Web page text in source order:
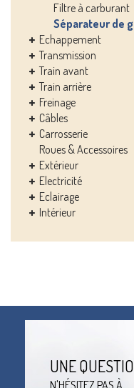
Filtre à carburant
Séparateur de
Echappement
Transmission
Train avant
Train arrière
Freinage
Câbles
Carrosserie
Roues & Accessoires
Extérieur
Electricité
Eclairage
Intérieur
UNE
N'HÉSITEZ PAS À